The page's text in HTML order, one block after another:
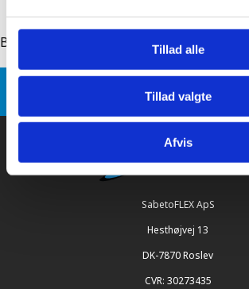
Tillad alle
Tillad valgte
Afvis
Back to: sabetoflex steel pipe flashing,
SabetoFLEX steel pipe flashing, ridge
SabetoFLEX ApS
Hesthøjvej 13
DK-7870 Roslev
CVR: 30273435